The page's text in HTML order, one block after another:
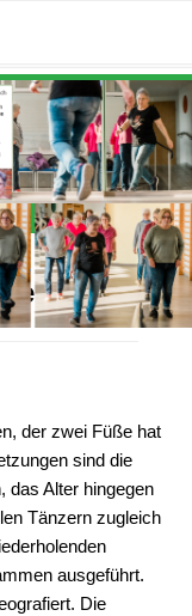
Blick
der zwei Füße hat
sind die
das Alter hingegen
Tänzern zugleich
ausgeführt.
Die